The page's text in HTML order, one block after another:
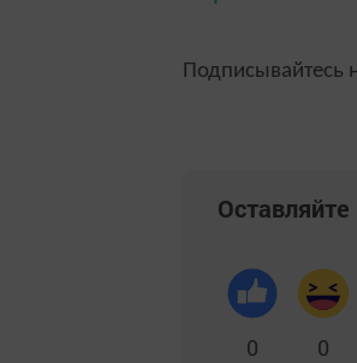
Подписывайтесь
0 0